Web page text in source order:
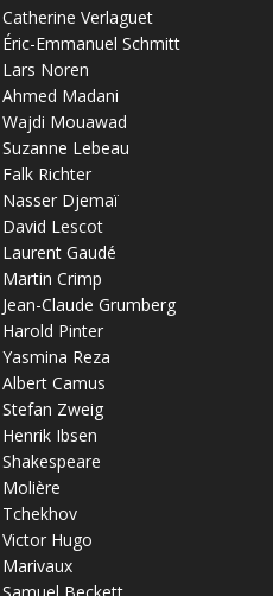
Catherine Verlaguet
Éric-Emmanuel Schmitt
Lars Noren
Ahmed Madani
Wajdi Mouawad
Suzanne Lebeau
Falk Richter
Nasser Djemaï
David Lescot
Laurent Gaudé
Martin Crimp
Jean-Claude Grumberg
Harold Pinter
Yasmina Reza
Albert Camus
Stefan Zweig
Henrik Ibsen
Shakespeare
Molière
Tchekhov
Victor Hugo
Marivaux